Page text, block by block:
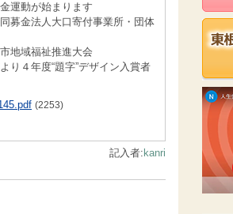
運動が始まります
募金法人大口寄付事業所・団体
地域福祉推進大会
り４年度“題字”デザイン入賞者
(2253)
記入者: kanri